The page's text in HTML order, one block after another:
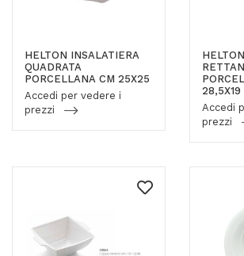
HELTON INSALATIERA
QUADRATA
PORCELLANA CM 25X25
Accedi per vedere i
prezzi
28,5X19
Accedi
prezzi